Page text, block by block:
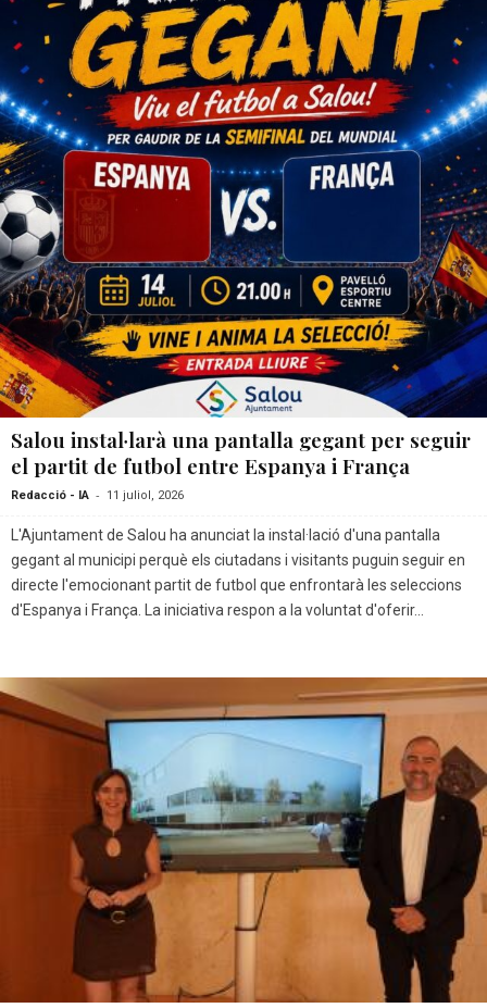
Salou instal·larà una pantalla gegant per seguir
el partit de futbol entre Espanya i França
Redacció - IA - 11 juliol, 2026
L'Ajuntament de Salou ha anunciat la instal·lació d'una pantalla
gegant al municipi perquè els ciutadans i visitants puguin seguir en
directe l'emocionant partit de futbol que enfrontarà les seleccions
d'Espanya i França. La iniciativa respon a la voluntat d'oferir...